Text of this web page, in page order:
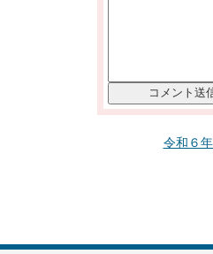
令和６